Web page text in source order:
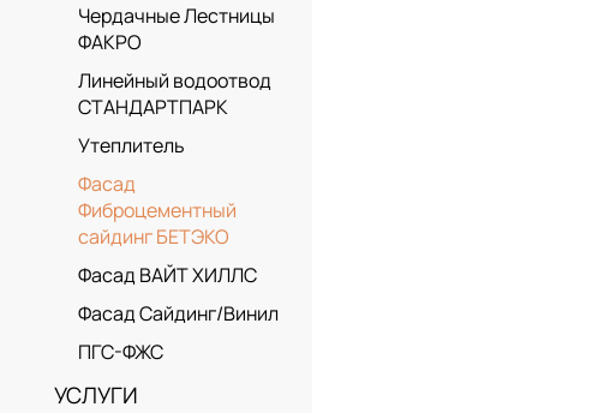
Чердачные Лестницы
ФАКРО
Линейный водоотвод
СТАНДАРТПАРК
Утеплитель
Фасад
Фиброцементный
сайдинг БЕТЭКО
Фасад ВАЙТ ХИЛЛС
Фасад Сайдинг/Винил
ПГС-ФЖС
УСЛУГИ